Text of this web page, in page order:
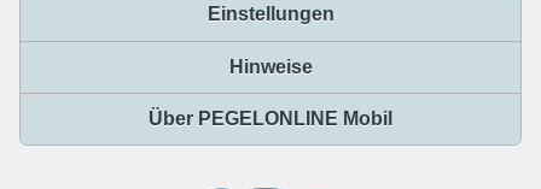
Einstellungen
Hinweise
Über PEGELONLINE Mobil